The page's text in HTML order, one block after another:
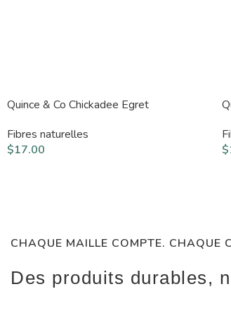
Quince & Co Chickadee Egret
Fibres naturelles
$17.00
$
CHAQUE MAILLE COMPTE. CHAQUE
Des produits durables,